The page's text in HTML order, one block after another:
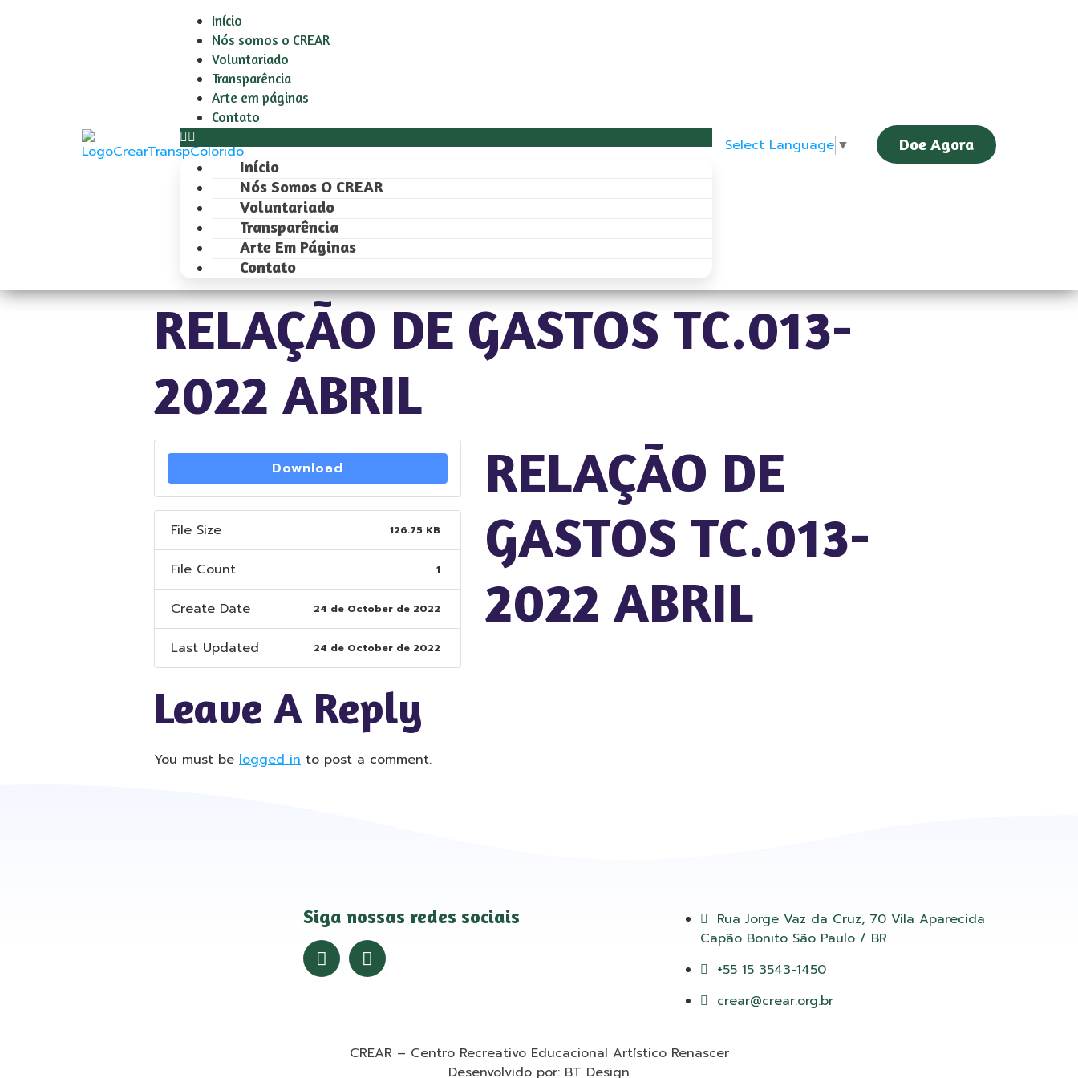
Início
Nós somos o CREAR
Voluntariado
Transparência
Arte em páginas
Contato
Início
Nós Somos O CREAR
Voluntariado
Transparência
Arte Em Páginas
Contato
Select Language ▼ Doe Agora
RELAÇÃO DE GASTOS TC.013-
2022 ABRIL
Download
File Size 126.75 KB
File Count 1
Create Date 24 de October de 2022
Last Updated 24 de October de 2022
RELAÇÃO DE
GASTOS TC.013-
2022 ABRIL
Leave A Reply
You must be logged in to post a comment.
Siga nossas redes sociais
Rua Jorge Vaz da Cruz, 70 Vila Aparecida
Capão Bonito São Paulo / BR
+55 15 3543-1450
crear@crear.org.br
CREAR – Centro Recreativo Educacional Artístico Renascer
Desenvolvido por: BT Design